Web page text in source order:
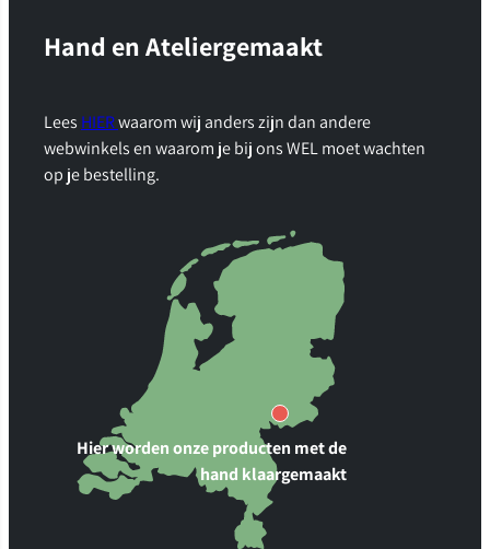
Hand en Ateliergemaakt
Lees HIERwaarom wij anders zijn dan andere
webwinkels en waarom je bij ons WEL moet wachten
op je bestelling.
Hier worden onze producten met de
hand klaargemaakt